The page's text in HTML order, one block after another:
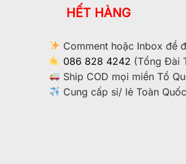
HẾT HÀNG
Comment hoặc Inbox để
086 828 4242 (Tổng Đài
Ship COD mọi miền Tổ
Cung cấp sỉ/ lẻ Toàn Quốc